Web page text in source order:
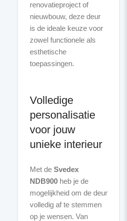
renovatieproject of
nieuwbouw, deze deur
is de ideale keuze voor
zowel functionele als
esthetische
toepassingen.
Volledige
personalisatie
voor jouw
unieke interieur
Met de Svedex
NDB900heb je de
mogelijkheid om de deur
volledig af te stemmen
op je wensen. Van